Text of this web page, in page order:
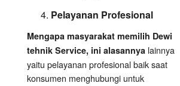
Pelayanan Profesional
Mengapa masyarakat memilih Dewi
tehnik Service, ini alasannya lainnya
yaitu pelayanan profesional baik saat
konsumen menghubungi untuk